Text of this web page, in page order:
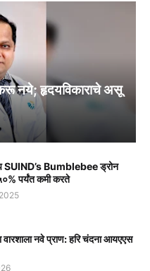
करू नये; हृदयविकाराचे असू
SUIND’s Bumblebee ड्रोन
पर्यंत कमी करते
वारशाला नवे प्राण: हरि चंदना आयएएस